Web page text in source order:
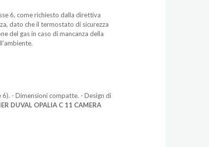
6, come richiesto dalla direttiva
dato che il termostato di sicurezza
del gas in caso di mancanza della
- Dimensioni compatte. - Design di
DUVAL OPALIA C 11 CAMERA